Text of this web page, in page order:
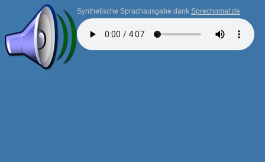
Synthetische Sprachausgabe dank Sprechomat.de